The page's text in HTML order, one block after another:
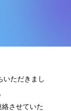
いただきまし
させていた